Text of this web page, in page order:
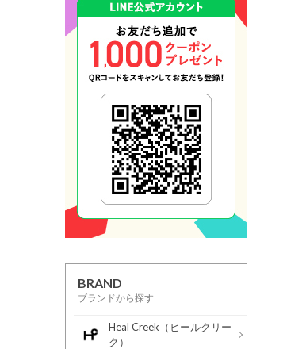
BRAND
ブランドから探す
Heal Creek（ヒールクリー
ク）